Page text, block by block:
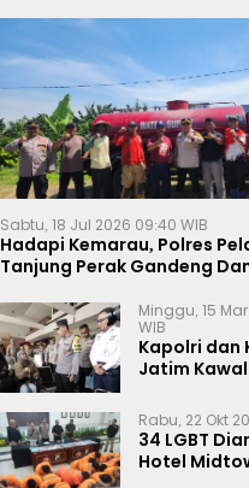
Sabtu, 18 Jul 2026 09:40 WIB
Hadapi Kemarau, Polres
Tanjung Perak Gandeng
Minggu, 15
WIB
Kapolri dan
Jatim
Rabu, 22 Okt
34 LGBT
Hotel